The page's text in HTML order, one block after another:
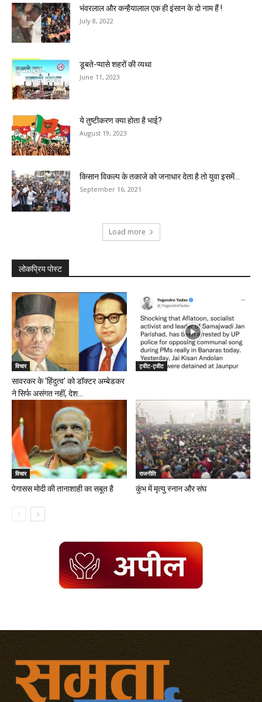
भंवरलाल और कन्हैयालाल एक ही इंसान के दो नाम हैं !
July 8, 2022
डूबते-प्यासे शहरों की व्यथा
June 11, 2023
ये तुष्टीकरण क्या होता है भाई?
August 19, 2023
किसान विकल्प के तकाजे को जनाधार देता है तो युवा इसमें...
September 16, 2021
Load more
लोकप्रिय पोस्ट
विचार
सावरकर के ‘हिंदुत्व’ को डॉक्टर अम्बेडकर
ने सिर्फ असंगत नहीं, देश...
ट्वीट-ट्वीट
विचार
पेगासस मोदी की तानाशाही का सबूत है
राजनीति
कुंभ में मृत्यु स्नान और संघ